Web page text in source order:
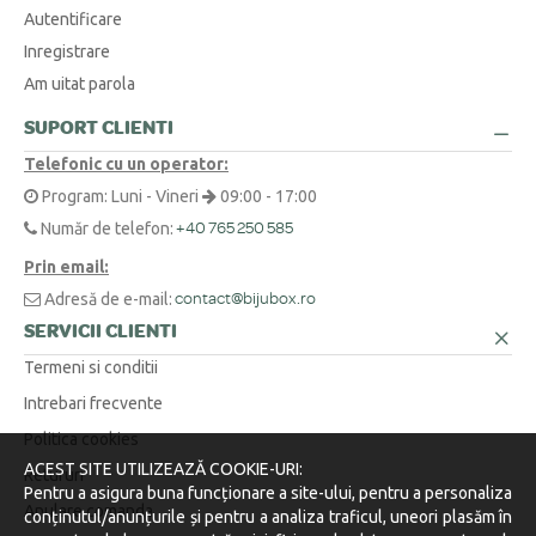
produsele personalizate. Satisfacția ta este tot ce contează. Noi
DIVERSE
Cum aflu mărimea corectă pentru un inel sau un lanț?
O metodă simplă este să înfășori o ață în jurul degetului sau la baza
gâtului, să marchezi punctul unde se suprapune, apoi să măsori
lungimea obținută cu o riglă.
Suntem aici pentru tine! Ne poți contacta telefonic la 0371 230 499, prin
WhatsApp la +40 770 921 356 sau prin email la
Autentificare
Inregistrare
Am uitat parola
SUPORT CLIENTI
Telefonic cu un operator:
Program: Luni - Vineri
09:00 - 17:00
Număr de telefon: +40 765 250 585
Prin email:
Adresă de e-mail: contact@bijubox.ro
SERVICII CLIENTI
Termeni si conditii
Intrebari frecvente
Politica cookies
Retururi
Anulare comanda
ACEST SITE UTILIZEAZĂ COOKIE-URI:
Pentru a asigura buna funcționare a site-ului, pentru a personaliza
conținutul/anunțurile și pentru a analiza traficul, uneori plasăm în